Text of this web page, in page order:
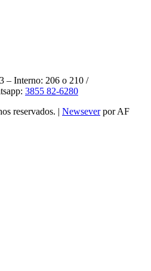
– Interno: 206 o 210 /
3855 82-6280
reservados. | Newseverpor AF